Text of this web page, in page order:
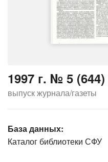
1997 г. № 5
выпуск журнала/газеты
База данных:
Каталог библиотеки СФУ